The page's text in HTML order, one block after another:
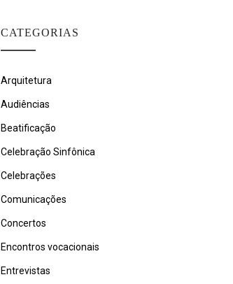
CATEGORIAS
Arquitetura
Audiências
Beatificação
Celebração Sinfônica
Celebrações
Comunicações
Concertos
Encontros vocacionais
Entrevistas